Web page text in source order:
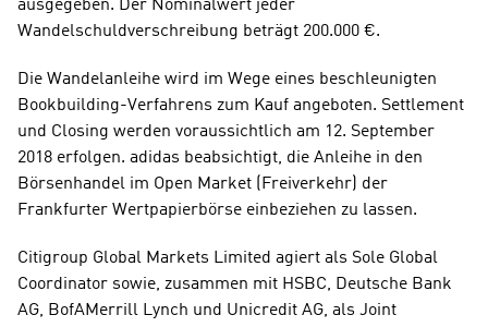
ausgegeben. Der Nominalwert jeder
Wandelschuldverschreibung beträgt 200.000 €.
Die Wandelanleihe wird im Wege eines beschleunigten
Bookbuilding-Verfahrens zum Kauf angeboten. Settlement
und Closing werden voraussichtlich am 12. September
2018 erfolgen. adidas beabsichtigt, die Anleihe in den
Börsenhandel im Open Market (Freiverkehr) der
Frankfurter Wertpapierbörse einbeziehen zu lassen.
Citigroup Global Markets Limited agiert als Sole Global
Coordinator sowie, zusammen mit HSBC, Deutsche Bank
AG, BofAMerrill Lynch und Unicredit AG, als Joint